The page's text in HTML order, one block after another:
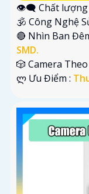
👁️‍🗨 Chất lượng
🕉️ Công Nghệ
🔴 Nhìn Ban
SMD.
🎲 Camera
️ლ Ưu Điểm :